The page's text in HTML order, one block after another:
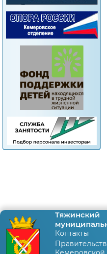
Тяжинский
Контакты